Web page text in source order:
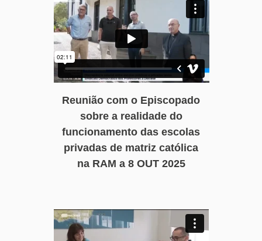
Reunião com o Episcopado
sobre a realidade do
funcionamento das escolas
privadas de matriz católica
na RAM a 8 OUT 2025